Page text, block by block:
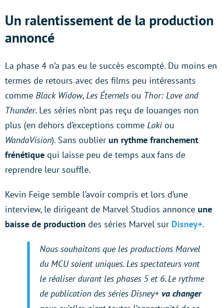
Un ralentissement de la production
annoncé
La phase 4 n’a pas eu le succès escompté. Du moins en
termes de retours avec des films peu intéressants
comme Black Widow,Les Éternels ou Thor: Love and
Thunder. Les séries n’ont pas reçu de louanges non
plus (en dehors d’exceptions comme Loki ou
WandaVision). Sans oublier un rythme franchement
frénétique qui laisse peu de temps aux fans de
reprendre leur souffle.
Kevin Feige semble l’avoir compris et lors d’une
interview, le dirigeant de Marvel Studios annonce une
baisse de production des séries Marvel sur Disney+.
Nous souhaitons que les productions Marvel
du MCU soient uniques. Les spectateurs vont
le réaliser durant les phases 5 et 6. Le rythme
de publication des séries Disney+ va changer